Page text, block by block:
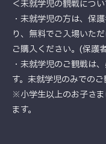
＜未就学児の観戦につ
・未就学児の方は、保
り、無料でご入場いた
ご購入ください。(保護
・未就学児のご観戦は
す。未就学児のみでのご
※小学生以上のお子さ
ます。